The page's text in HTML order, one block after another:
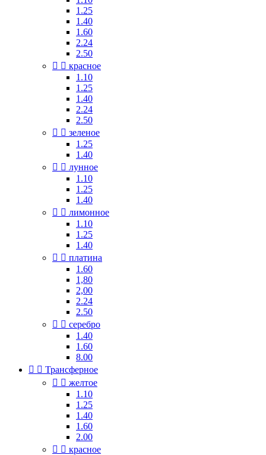
1.25
1.40
1.60
2.24
2.50
  красное
1.10
1.25
1.40
2.24
2.50
  зеленое
1.25
1.40
  лунное
1.10
1.25
1.40
  лимонное
1.10
1.25
1.40
  платина
1.60
1,80
2,00
2.24
2.50
  серебро
1.40
1.60
8.00
  Трансферное
  желтое
1.10
1.25
1.40
1.60
2.00
  красное